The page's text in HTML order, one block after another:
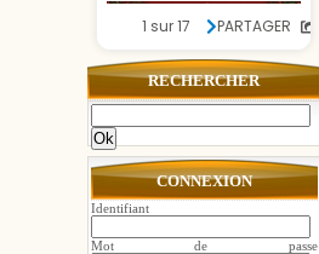
RECHERCHER
Ok
CONNEXION
Identifiant
Mot de passe